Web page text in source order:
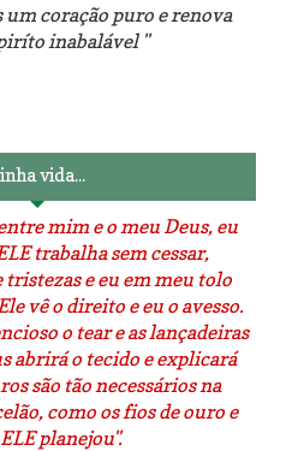
um coração puro e renova
inabalável "
vida...
mim e o meu Deus, eu
trabalha sem cessar,
tristezas e eu em meu tolo
vê o direito e eu o avesso.
o tear e as lançadeiras
abrirá o tecido e explicará
são tão necessários na
como os fios de ouro e
planejou".